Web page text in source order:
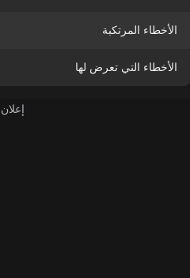
الأخطاء المرتكبة
الأخطاء التي تعرض لها